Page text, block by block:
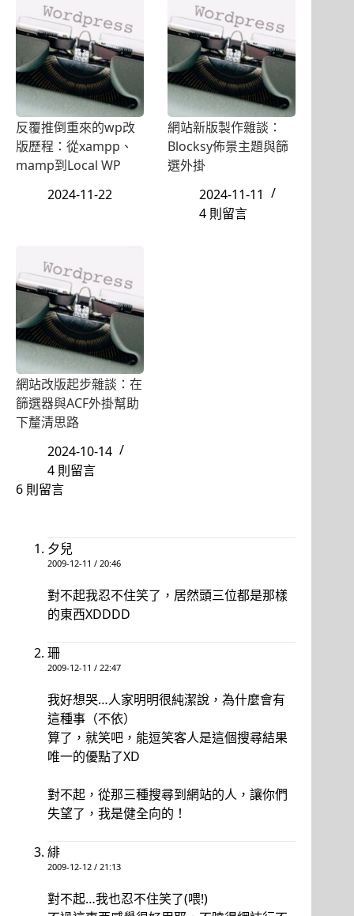
反覆推倒重來的wp改
版歷程：從xampp、
mamp到Local WP
2024-11-22
網站新版製作雜談：
Blocksy佈景主題與篩
選外掛
2024-11-11
4 則留言
網站改版起步雜談：在
篩選器與ACF外掛幫助
下釐清思路
2024-10-14
4 則留言
6 則留言
夕兒
2009-12-11 / 20:46
對不起我忍不住笑了，居然頭三位都是那樣
的東西XDDDD
珊
2009-12-11 / 22:47
我好想哭…人家明明很純潔說，為什麼會有
這種事（不依）
算了，就笑吧，能逗笑客人是這個搜尋結果
唯一的優點了XD
對不起，從那三種搜尋到網站的人，讓你們
失望了，我是健全向的！
緋
2009-12-12 / 21:13
對不起…我也忍不住笑了(喂!)